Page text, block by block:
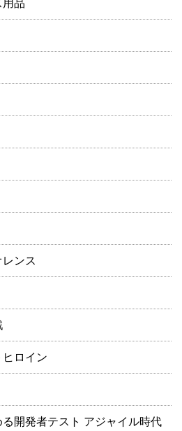
品
ンス
ロイン
開発者テスト アジャイル時代